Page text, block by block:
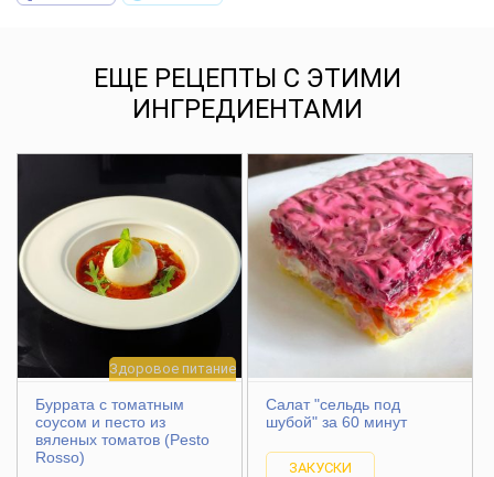
ЕЩЕ РЕЦЕПТЫ С ЭТИМИ
ИНГРЕДИЕНТАМИ
Здоровое питание
Буррата с томатным
соусом и песто из
вяленых томатов (Pesto
Rosso)
Салат "сельдь под
шубой" за 60 минут
ЗАКУСКИ